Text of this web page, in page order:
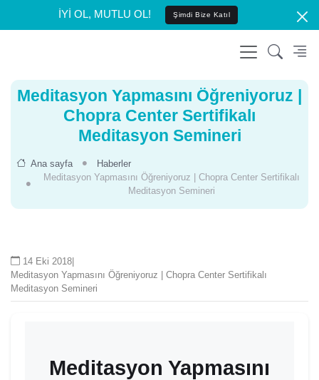
İYİ OL, MUTLU OL! Şimdi Bize Katıl
Meditasyon Yapmasını Öğreniyoruz |
Chopra Center Sertifikalı
Meditasyon Semineri
Ana sayfa
Haberler
Meditasyon Yapmasını Öğreniyoruz | Chopra Center Sertifikalı
Meditasyon Semineri
14 Eki 2018
Meditasyon Yapmasını Öğreniyoruz | Chopra Center Sertifikalı
Meditasyon Semineri
Meditasyon Yapmasını